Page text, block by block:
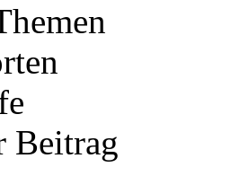
Beitrag